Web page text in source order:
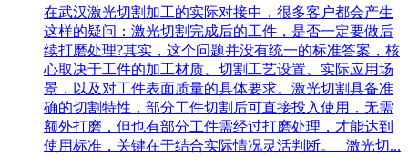
在武汉激光切割加工的实际对接中，很多客户都会产生
这样的疑问：激光切割完成后的工件，是否一定要做后
续打磨处理?其实，这个问题并没有统一的标准答案，核
心取决于工件的加工材质、切割工艺设置、实际应用场
景，以及对工件表面质量的具体要求。激光切割具备准
确的切割特性，部分工件切割后可直接投入使用，无需
额外打磨，但也有部分工件需经过打磨处理，才能达到
使用标准，关键在于结合实际情况灵活判断。 激光切...